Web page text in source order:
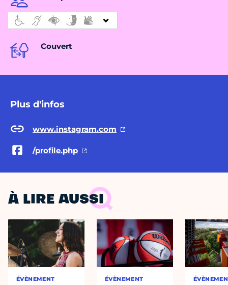
Couvert
Plus d'infos
www.instagram.com
/profile.php
À LIRE AUSSI
ÉVÈNEMENT ÉVÈNEMENT